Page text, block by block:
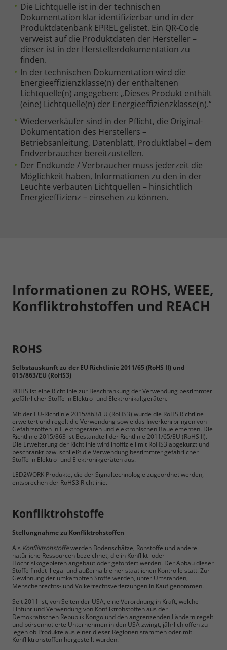
Die Lichtquelle ist in der technischen
Dokumentation klar identifizierbar und in der
Produktdatenbank EPREL gelistet. Ein QR-Code
verweist auf die Produktdaten der Hersteller –
dieser ist in der Herstellerdokumentation zu
finden.
In der technischen Dokumentation wird die
Energieeffizienzklasse(n) der enthaltenen
Lichtquelle(n) angegeben: „Dieses Produkt enthält
(eine) Lichtquelle(n) der Energieeffizienzklasse(n).“
Wiederverkäufer sind in der Pflicht, die Original-
Dokumentation des Herstellers –
Betriebsanleitung, Datenblatt, Produktlabel – dem
Endverbraucher bereitzustellen.
Der Endkunde / Verbraucher muss jederzeit die
Möglichkeit haben, Informationen zu den in der
Leuchte verbauten Lichtquellen – hinsichtlich
Energieeffizienz – einsehen zu können.
Informationen zu ROHS, WEEE,
Konfliktrohstoffen und REACH
ROHS
Selbstauskunft zu der EU Richtlinie 2011/65 (RoHS II) und
015/863/EU (RoHS3)
ROHS ist eine Richtlinie zur Beschränkung der Verwendung bestimmter
gefährlicher Stoffe in Elektro- und Elektronikaltgeräten.
Mit der EU-Richtlinie 2015/863/EU (RoHS3) wurde die RoHS Richtline
erweitert und regelt die Verwendung sowie das Inverkehrbringen von
Gefahrstoffen in Elektrogeräten und elektronischen Bauelementen. Die
Richtlinie 2015/863 ist Bestandteil der Richtlinie 2011/65/EU (RoHS II).
Die Erweiterung der Richtlinie wird inoffiziell mit RoHS3 abgekürzt und
beschränkt bzw. schließt die Verwendung bestimmter gefährlicher
Stoffe in Elektro- und Elektronikgeräten aus.
LED2WORK Produkte, die der Signaltechnologie zugeordnet werden,
entsprechen der RoHS3 Richtlinie.
Konfliktrohstoffe
Stellungnahme zu Konfliktrohstoffen
Als Konfliktrohstoffewerden Bodenschätze, Rohstoffe und andere
natürliche Ressourcen bezeichnet, die in Konflikt- oder
Hochrisikogebieten angebaut oder gefördert werden. Der Abbau dieser
Stoffe findet illegal und außerhalb einer staatlichen Kontrolle statt. Zur
Gewinnung der umkämpften Stoffe werden, unter Umständen,
Menschenrechts- und Völkerrechtsverletzungen in Kauf genommen.
Seit 2011 ist, von Seiten der USA, eine Verordnung in Kraft, welche
Einfuhr und Verwendung von Konfliktrohstoffen aus der
Demokratischen Republik Kongo und den angrenzenden Ländern regelt
und börsennotierte Unternehmen in den USA zwingt, jährlich offen zu
legen ob Produkte aus einer dieser Regionen stammen oder mit
Konfliktrohstoffen hergestellt wurden.
Notwendig
Cookie Informationen anzeigen
Alle akzeptieren
Impressum Datenschutz